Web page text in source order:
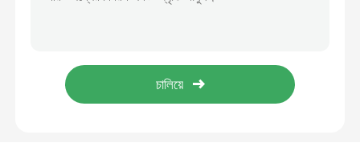
টাইটানিয়াম তার
TMT দ্বারা টাইটানিয়াম মেশিন যন্ত্রাংশ
TMT দ্বারা টাইটানিয়াম মেশিন যন্ত্রাংশ
TMT দ্বারা টাইটানিয়াম মেশিন যন্ত্রাংশ